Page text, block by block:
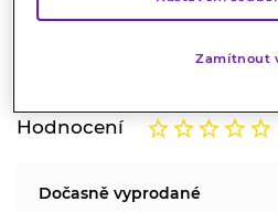
normální psychické činnosti
Hodnocení
Dočasně vyprodané
Zamítnout